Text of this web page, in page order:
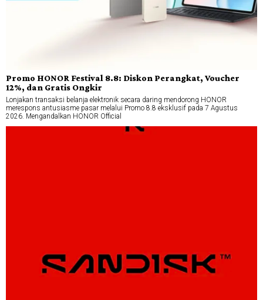
Promo HONOR Festival 8.8: Diskon Perangkat, Voucher
12%, dan Gratis Ongkir
Lonjakan transaksi belanja elektronik secara daring mendorong HONOR
merespons antusiasme pasar melalui Promo 8.8 eksklusif pada 7 Agustus
2026. Mengandalkan HONOR Official